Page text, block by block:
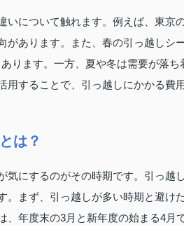
いについて触れます。例えば、東京
があります。また、春の引っ越しシ
ります。一方、夏や冬は需要が落
用することで、引っ越しにかかる費
は？
気にするのがその時期です。引っ越
。まず、引っ越しが多い時期と避け
、年度末の3月と新年度の始まる4